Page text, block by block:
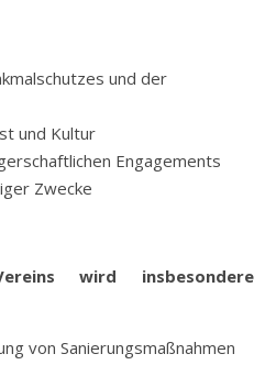
und der
und Kultur
Engagements
Zwecke
wird insbesondere
von Sanierungsmaßnahmen